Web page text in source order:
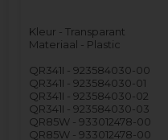
Kleur - Transparant
Materiaal - Plastic
QR341I - 923584030-00
QR341I - 923584030-01
QR341I - 923584030-02
QR341I - 923584030-03
QR85W - 933012478-00
QR85W - 933012478-00